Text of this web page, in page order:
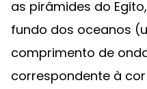
as pirâmides do
fundo dos oceanos
comprimento de
correspondente à